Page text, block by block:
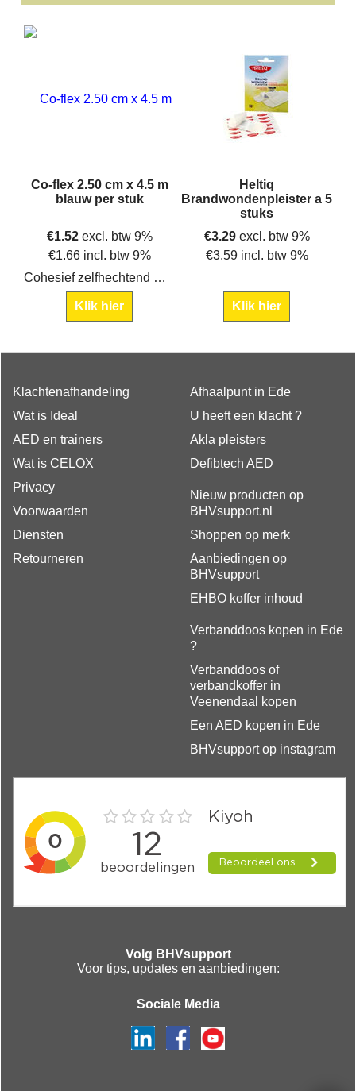
Co-flex 2.50 cm x 4.5 m
blauw per stuk
€1.52 excl. btw 9%
€1.66 incl. btw 9%
Cohesief zelfhechtend windsel 2,5 cm
Klik hier
Heltiq
Brandwondenpleister a 5
stuks
€3.29 excl. btw 9%
€3.59 incl. btw 9%
Klik hier
Klachtenafhandeling
Wat is Ideal
AED en trainers
Wat is CELOX
Privacy
Voorwaarden
Diensten
Retourneren
Afhaalpunt in Ede
U heeft een klacht ?
Akla pleisters
Defibtech AED
Nieuw producten op
BHVsupport.nl
Shoppen op merk
Aanbiedingen op
BHVsupport
EHBO koffer inhoud
Verbanddoos kopen in Ede
?
Verbanddoos of
verbandkoffer in
Veenendaal kopen
Een AED kopen in Ede
BHVsupport op instagram
Volg BHVsupport
Voor tips, updates en aanbiedingen:
Sociale Media